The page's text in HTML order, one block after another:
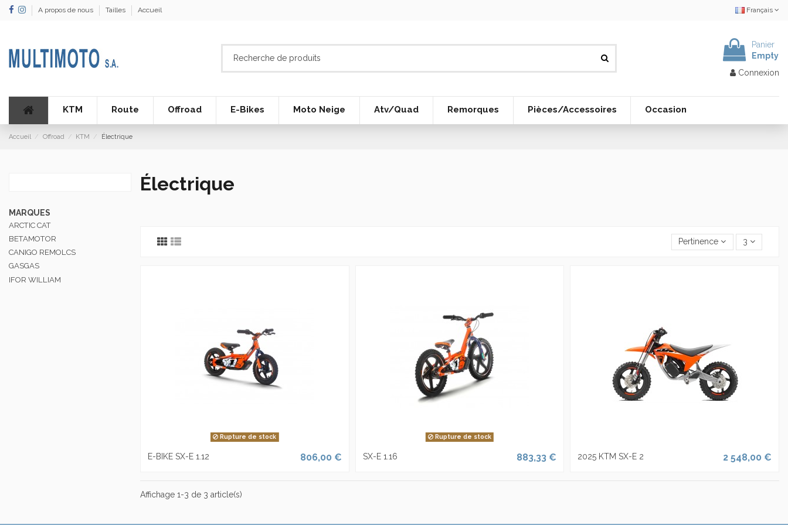
A propos de nous Tailles Accueil Français
Panier
Empty
Connexion
KTM Route Offroad E-Bikes Moto Neige Atv/Quad Remorques Pièces/Accessoires Occasion
Accueil Offroad KTM Électrique
Électrique
Pertinence 3
Rupture de stock
E-BIKE SX-E 1.12 806,00 €
Rupture de stock
SX-E 1.16 883,33 € 2025 KTM SX-E 2 2 548,00 €
Affichage 1-3 de 3 article(s)
MARQUES
ARCTIC CAT
BETAMOTOR
CANIGO REMOLCS
GASGAS
IFOR WILLIAM